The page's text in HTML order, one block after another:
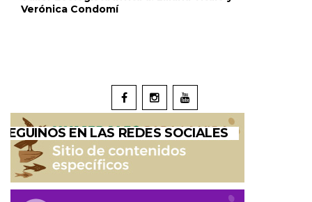
Verónica Condomí
SEGUINOS EN LAS REDES SOCIALES